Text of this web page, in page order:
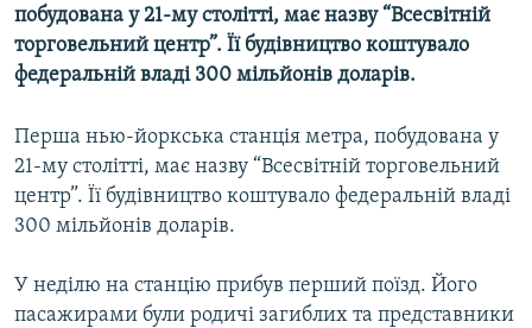
ФОТО
СПЕЦПРОЄКТИ
ПОДКАСТИ
КРИМ РЕАЛІЇ
РУС
КТАТ
побудована у 21-му столітті, має назву “Всесвітній
торговельний центр”. Її будівництво коштувало
федеральній владі 300 мільйонів доларів.
Перша нью-йоркська станція метра, побудована у
21-му столітті, має назву “Всесвітній торговельний
центр”. Її будівництво коштувало федеральній владі
300 мільйонів доларів.
У неділю на станцію прибув перший поїзд. Його
пасажирами були родичі загиблих та представники